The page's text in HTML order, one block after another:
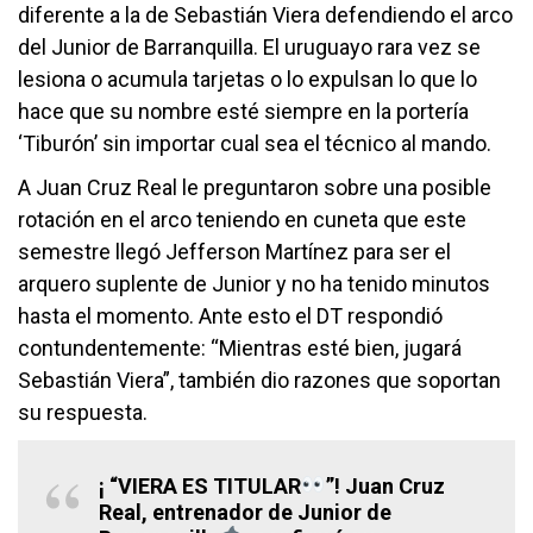
diferente a la de Sebastián Viera defendiendo el arco
del Junior de Barranquilla. El uruguayo rara vez se
lesiona o acumula tarjetas o lo expulsan lo que lo
hace que su nombre esté siempre en la portería
‘Tiburón’ sin importar cual sea el técnico al mando.
A Juan Cruz Real le preguntaron sobre una posible
rotación en el arco teniendo en cuneta que este
semestre llegó Jefferson Martínez para ser el
arquero suplente de Junior y no ha tenido minutos
hasta el momento. Ante esto el DT respondió
contundentemente: “Mientras esté bien, jugará
Sebastián Viera”, también dio razones que soportan
su respuesta.
¡ “VIERA ES TITULAR
”! Juan Cruz
Real, entrenador de Junior de